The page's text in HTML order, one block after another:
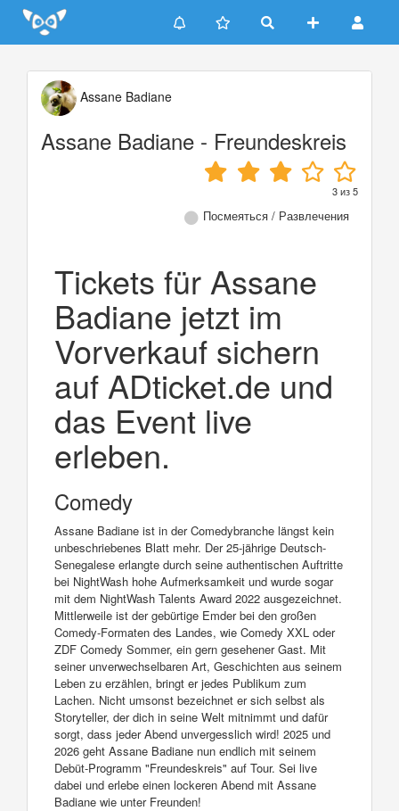
Update cookies preferences
Assane Badiane
Assane Badiane - Freundeskreis
3из5
Посмеяться / Развлечения
Tickets für Assane
Badiane jetzt im
Vorverkauf sichern
auf ADticket.de und
das Event live
erleben.
Comedy
Assane Badiane ist in der Comedybranche längst kein
unbeschriebenes Blatt mehr. Der 25-jährige Deutsch-
Senegalese erlangte durch seine authentischen Auftritte
bei NightWash hohe Aufmerksamkeit und wurde sogar
mit dem NightWash Talents Award 2022 ausgezeichnet.
Mittlerweile ist der gebürtige Emder bei den großen
Comedy-Formaten des Landes, wie Comedy XXL oder
ZDF Comedy Sommer, ein gern gesehener Gast. Mit
seiner unverwechselbaren Art, Geschichten aus seinem
Leben zu erzählen, bringt er jedes Publikum zum
Lachen. Nicht umsonst bezeichnet er sich selbst als
Storyteller, der dich in seine Welt mitnimmt und dafür
sorgt, dass jeder Abend unvergesslich wird! 2025 und
2026 geht Assane Badiane nun endlich mit seinem
Debüt-Programm "Freundeskreis" auf Tour. Sei live
dabei und erlebe einen lockeren Abend mit Assane
Badiane wie unter Freunden!